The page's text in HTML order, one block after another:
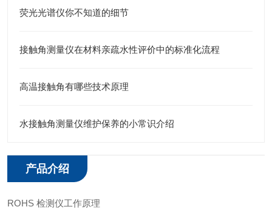
荧光光谱仪你不知道的细节
接触角测量仪在材料亲疏水性评价中的标准化流程
高温接触角有哪些技术原理
水接触角测量仪维护保养的小常识介绍
产品介绍
ROHS 检测仪工作原理